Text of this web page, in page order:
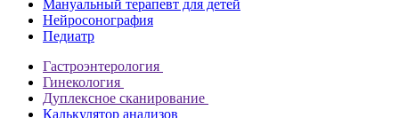
Мануальный терапевт для детей
Нейросонография
Педиатр
Гастроэнтерология
Гинекология
Дуплексное сканирование
Калькулятор анализов